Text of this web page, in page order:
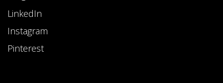
LinkedIn
Instagram
Pinterest